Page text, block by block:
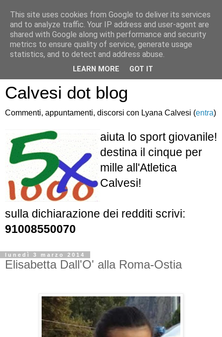
Atletica Sandro
Calvesi dot blog
Commenti, appuntamenti, discorsi con Lyana Calvesi (entra)
aiuta lo sport giovanile!
destina il cinque per
mille all'Atletica
Calvesi!
sulla dichiarazione dei redditi scrivi:
91008550070
lunedì 3 marzo 2014
Elisabetta Dall'O' alla Roma-Ostia
This site uses cookies from Google to deliver its services
and to analyze traffic. Your IP address and user-agent are
shared with Google along with performance and security
metrics to ensure quality of service, generate usage
statistics, and to detect and address abuse.
LEARN MORE GOT IT